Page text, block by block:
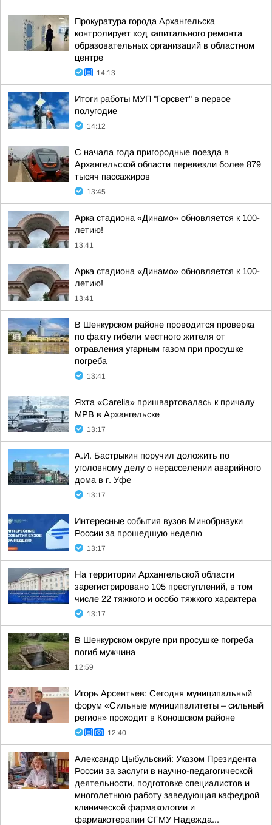
Прокуратура города Архангельска
контролирует ход капитального ремонта
образовательных организаций в областном
центре
14:13
Итоги работы МУП "Горсвет" в первое
полугодие
14:12
С начала года пригородные поезда в
Архангельской области перевезли более 879
тысяч пассажиров
13:45
Арка стадиона «Динамо» обновляется к 100-
летию!
13:41
Арка стадиона «Динамо» обновляется к 100-
летию!
13:41
В Шенкурском районе проводится проверка
по факту гибели местного жителя от
отравления угарным газом при просушке
погреба
13:41
Яхта «Carelia» пришвартовалась к причалу
МРВ в Архангельске
13:17
А.И. Бастрыкин поручил доложить по
уголовному делу о нерасселении аварийного
дома в г. Уфе
13:17
Интересные события вузов Минобрнауки
России за прошедшую неделю
13:17
На территории Архангельской области
зарегистрировано 105 преступлений, в том
числе 22 тяжкого и особо тяжкого характера
13:17
В Шенкурском округе при просушке погреба
погиб мужчина
12:59
Игорь Арсентьев: Сегодня муниципальный
форум «Сильные муниципалитеты – сильный
регион» проходит в Коношском районе
12:40
Александр Цыбульский: Указом Президента
России за заслуги в научно-педагогической
деятельности, подготовке специалистов и
многолетнюю работу заведующая кафедрой
клинической фармакологии и
фармакотерапии СГМУ Надежда...